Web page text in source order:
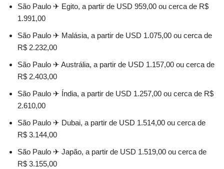
São Paulo ✈ Egito, a partir de USD 959,00 ou cerca de R$
1.991,00
São Paulo ✈ Malásia, a partir de USD 1.075,00 ou cerca de
R$ 2.232,00
São Paulo ✈ Austrália, a partir de USD 1.157,00 ou cerca de
R$ 2.403,00
São Paulo ✈ Índia, a partir de USD 1.257,00 ou cerca de R$
2.610,00
São Paulo ✈ Dubai, a partir de USD 1.514,00 ou cerca de
R$ 3.144,00
São Paulo ✈ Japão, a partir de USD 1.519,00 ou cerca de
R$ 3.155,00